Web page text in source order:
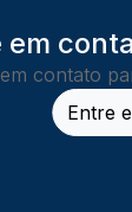
em
contato
Entre